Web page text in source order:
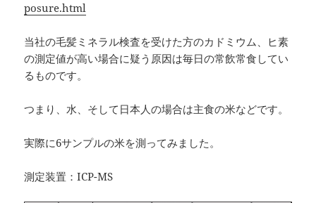
posure.html
当社の毛髪ミネラル検査を受けた方のカドミウム、ヒ素
の測定値が高い場合に疑う原因は毎日の常飲常食してい
るものです。
つまり、水、そして日本人の場合は主食の米などです。
実際に6サンプルの米を測ってみました。
測定装置：ICP-MS